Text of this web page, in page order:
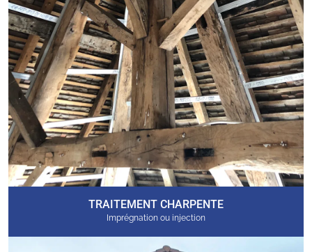
TRAITEMENT CHARPENTE
Imprégnation ou injection